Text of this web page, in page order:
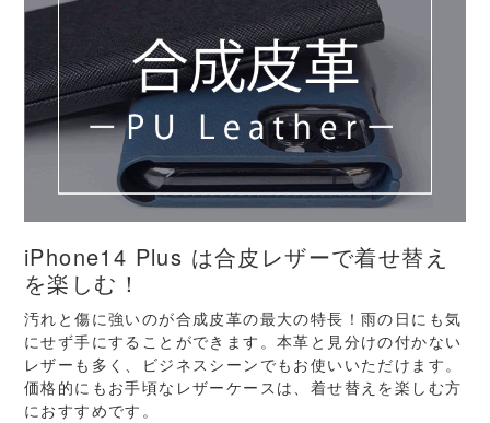
iPhone14 Plus は合皮レザーで着せ替え
を楽しむ！
汚れと傷に強いのが合成皮革の最大の特長！雨の日にも気
にせず手にすることができます。本革と見分けの付かない
レザーも多く、ビジネスシーンでもお使いいただけます。
価格的にもお手頃なレザーケースは、着せ替えを楽しむ方
におすすめです。